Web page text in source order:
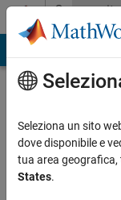
Vai al contenutoCommunity
Profile
Nachiket
Seleziona un sito
dove disponibile e
tua area geografica,
States.